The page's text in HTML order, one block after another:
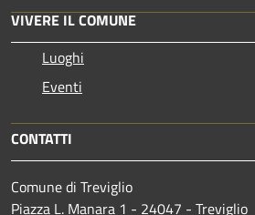
VIVERE IL COMUNE
Luoghi
Eventi
CONTATTI
Comune di Treviglio
Piazza L. Manara 1 - 24047 - Treviglio